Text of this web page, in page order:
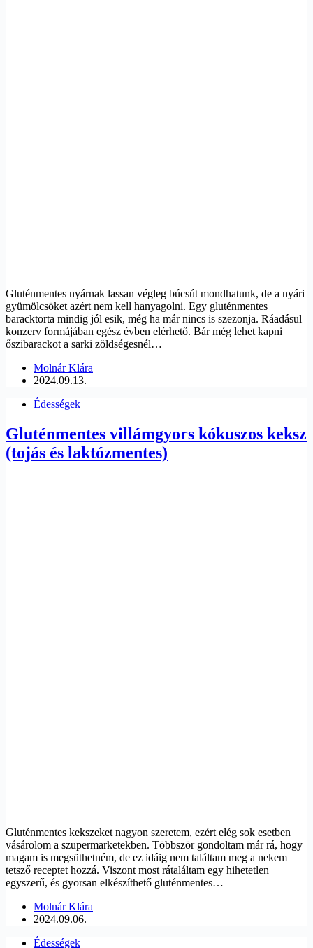
Gluténmentes nyárnak lassan végleg búcsút mondhatunk, de a nyári
gyümölcsöket azért nem kell hanyagolni. Egy gluténmentes
baracktorta mindig jól esik, még ha már nincs is szezonja. Ráadásul
konzerv formájában egész évben elérhető. Bár még lehet kapni
őszibarackot a sarki zöldségesnél…
Molnár Klára
2024.09.13.
Édességek
Gluténmentes villámgyors kókuszos keksz
(tojás és laktózmentes)
Gluténmentes kekszeket nagyon szeretem, ezért elég sok esetben
vásárolom a szupermarketekben. Többször gondoltam már rá, hogy
magam is megsüthetném, de ez idáig nem találtam meg a nekem
tetsző receptet hozzá. Viszont most rátaláltam egy hihetetlen
egyszerű, és gyorsan elkészíthető gluténmentes…
Molnár Klára
2024.09.06.
Édességek